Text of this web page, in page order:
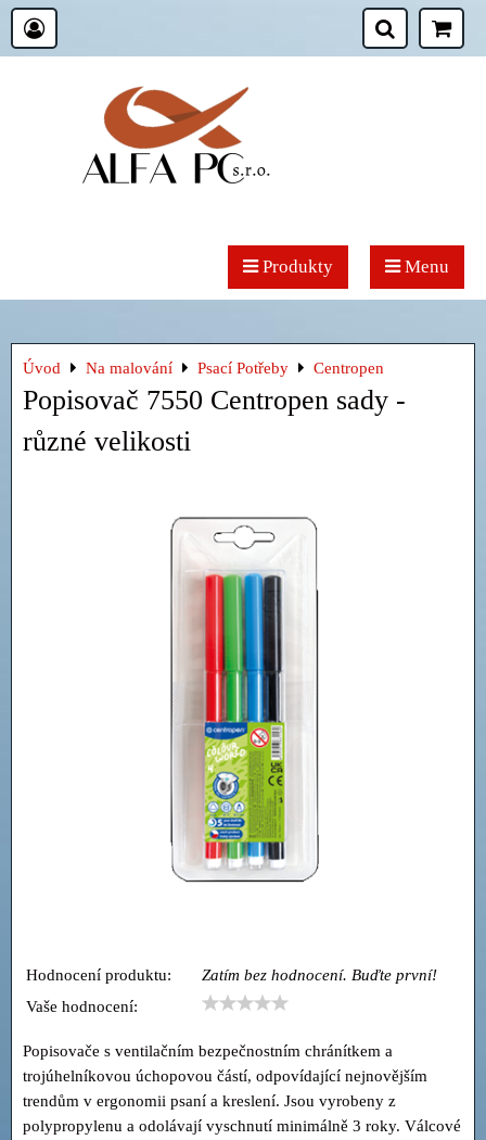
Produkty Menu
Úvod Na malování Psací Potřeby Centropen
Popisovač 7550 Centropen sady -
různé velikosti
Hodnocení produktu:
Zatím bez hodnocení. Buďte první!
Vaše hodnocení:
Popisovače s ventilačním bezpečnostním chránítkem a
trojúhelníkovou úchopovou částí, odpovídající nejnovějším
trendům v ergonomii psaní a kreslení. Jsou vyrobeny z
polypropylenu a odolávají vyschnutí minimálně 3 roky. Válcové